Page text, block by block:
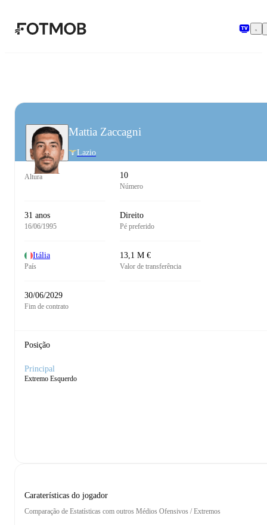
Mattia Zaccagni
Lazio
Altura 10
Número
31 anos
16/06/1995
Direito
Pé preferido
Itália
País
13,1 M €
Valor de transferência
30/06/2029
Fim de contrato
Posição
Principal
Extremo Esquerdo
Caraterísticas do jogador
Comparação de Estatísticas com outros Médios Ofensivos / Extremos